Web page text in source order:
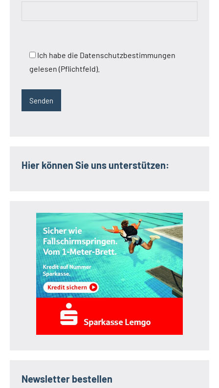
Ich habe die Datenschutzbestimmungen
gelesen (Pflichtfeld).
Hier können Sie uns unterstützen:
Newsletter bestellen